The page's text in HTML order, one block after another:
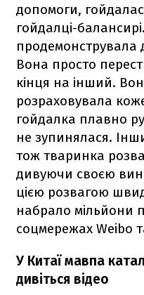
допомоги,
гойдалці-
продемонструвала
Вона просто
кінця на інший.
розраховувала
гойдалка плавно
не зупинялася.
тож тваринка
дивуючи своєю
цією розвагою
набрало мільйони
соцмережах Weibo
У Китаї мавпа
дивіться відео